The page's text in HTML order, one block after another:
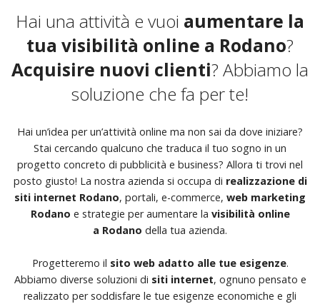
Hai una attività e vuoi aumentare la
tua visibilità online a Rodano?
Acquisire nuovi clienti? Abbiamo la
soluzione che fa per te!
Hai un’idea per un’attività online ma non sai da dove iniziare?
Stai cercando qualcuno che traduca il tuo sogno in un
progetto concreto di pubblicità e business? Allora ti trovi nel
posto giusto! La nostra azienda si occupa di realizzazione di
siti internet Rodano, portali, e-commerce, web marketing
Rodano e strategie per aumentare la visibilità online
a Rodano della tua azienda.
Progetteremo il sito web adatto alle tue esigenze.
Abbiamo diverse soluzioni di siti internet, ognuno pensato e
realizzato per soddisfare le tue esigenze economiche e gli